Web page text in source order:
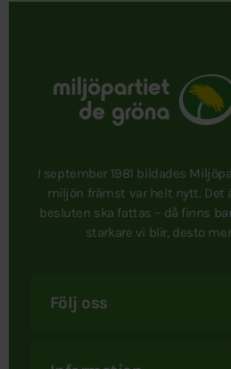
I september 1981 bildades
miljön främst var helt nytt. Det
besluten ska fattas – då finns
starkare vi blir, desto
Följ oss